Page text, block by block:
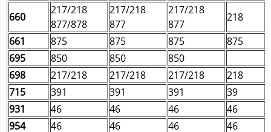
660
217/218
877/878
217/218
877
217/218
877
218
661
875 875 875 875
695
850 850 850
698
217/218 217/218 217/218 218
715
391 391 391
39
931
46 46 46 46
954
46 46 46 46